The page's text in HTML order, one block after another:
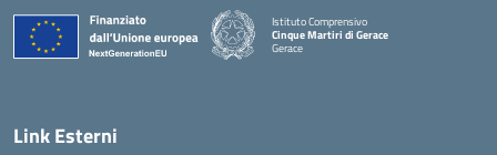
Istituto Comprensivo
Cinque Martiri di Gerace
Gerace
Link Esterni